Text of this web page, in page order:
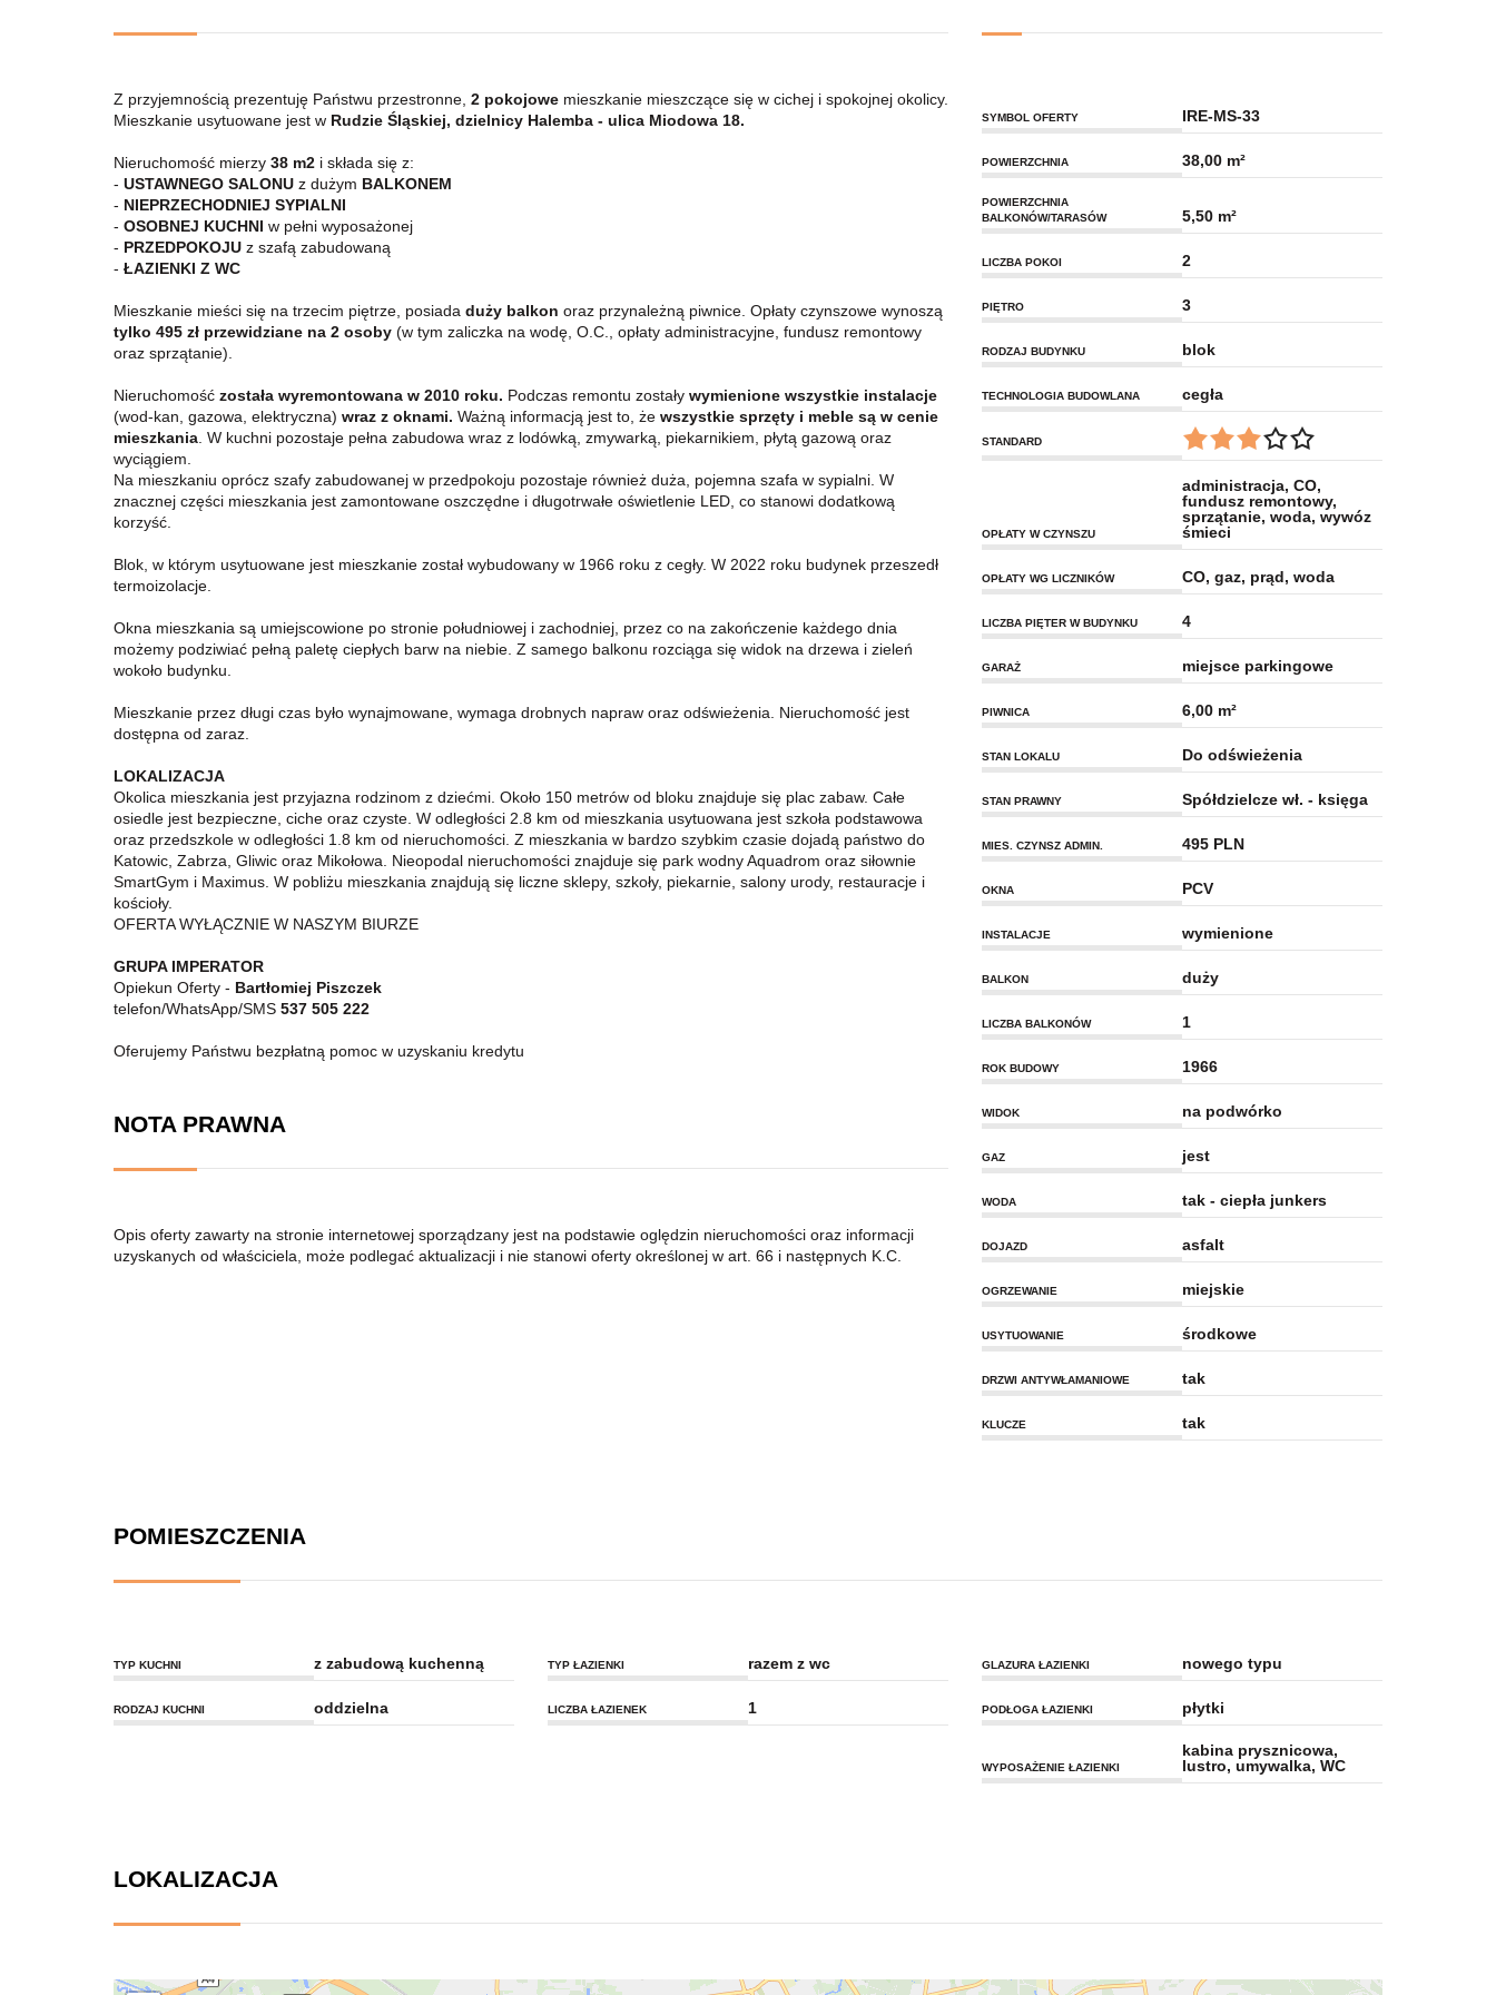
Z przyjemnością prezentuję Państwu przestronne, 2 pokojowe mieszkanie mieszczące się w cichej i spokojnej okolicy.
Mieszkanie usytuowane jest w Rudzie Śląskiej, dzielnicy Halemba - ulica Miodowa 18.
Nieruchomość mierzy 38 m2 i składa się z:
- USTAWNEGO SALONU z dużym BALKONEM
- NIEPRZECHODNIEJ SYPIALNI
- OSOBNEJ KUCHNI w pełni wyposażonej
- PRZEDPOKOJU z szafą zabudowaną
- ŁAZIENKI Z WC
Mieszkanie mieści się na trzecim piętrze, posiada duży balkon oraz przynależną piwnice. Opłaty czynszowe wynoszą
tylko 495 zł przewidziane na 2 osoby (w tym zaliczka na wodę, O.C., opłaty administracyjne, fundusz remontowy
oraz sprzątanie).
Nieruchomość została wyremontowana w 2010 roku. Podczas remontu zostały wymienione wszystkie instalacje
(wod-kan, gazowa, elektryczna) wraz z oknami. Ważną informacją jest to, że wszystkie sprzęty i meble są w cenie
mieszkania . W kuchni pozostaje pełna zabudowa wraz z lodówką, zmywarką, piekarnikiem, płytą gazową oraz
wyciągiem.
Na mieszkaniu oprócz szafy zabudowanej w przedpokoju pozostaje również duża, pojemna szafa w sypialni. W
znacznej części mieszkania jest zamontowane oszczędne i długotrwałe oświetlenie LED, co stanowi dodatkową
korzyść.
Blok, w którym usytuowane jest mieszkanie został wybudowany w 1966 roku z cegły. W 2022 roku budynek przeszedł
termoizolacje.
Okna mieszkania są umiejscowione po stronie południowej i zachodniej, przez co na zakończenie każdego dnia
możemy podziwiać pełną paletę ciepłych barw na niebie. Z samego balkonu rozciąga się widok na drzewa i zieleń
wokoło budynku.
Mieszkanie przez długi czas było wynajmowane, wymaga drobnych napraw oraz odświeżenia. Nieruchomość jest
dostępna od zaraz.
LOKALIZACJA
Okolica mieszkania jest przyjazna rodzinom z dziećmi. Około 150 metrów od bloku znajduje się plac zabaw. Całe
osiedle jest bezpieczne, ciche oraz czyste. W odległości 2.8 km od mieszkania usytuowana jest szkoła podstawowa
oraz przedszkole w odległości 1.8 km od nieruchomości. Z mieszkania w bardzo szybkim czasie dojadą państwo do
Katowic, Zabrza, Gliwic oraz Mikołowa. Nieopodal nieruchomości znajduje się park wodny Aquadrom oraz siłownie
SmartGym i Maximus. W pobliżu mieszkania znajdują się liczne sklepy, szkoły, piekarnie, salony urody, restauracje i
kościoły.
OFERTA WYŁĄCZNIE W NASZYM BIURZE
GRUPA IMPERATOR
Opiekun Oferty - Bartłomiej Piszczek
telefon/WhatsApp/SMS 537 505 222
Oferujemy Państwu bezpłatną pomoc w uzyskaniu kredytu
NOTA PRAWNA
Opis oferty zawarty na stronie internetowej sporządzany jest na podstawie oględzin nieruchomości oraz informacji
uzyskanych od właściciela, może podlegać aktualizacji i nie stanowi oferty określonej w art. 66 i następnych K.C.
SYMBOL OFERTY IRE-MS-33
POWIERZCHNIA 38,00 m²
POWIERZCHNIA
BALKONÓW/TARASÓW
5,50 m²
LICZBA POKOI 2
PIĘTRO 3
RODZAJ BUDYNKU blok
TECHNOLOGIA BUDOWLANA cegła
STANDARD
OPŁATY W CZYNSZU
administracja, CO,
fundusz remontowy,
sprzątanie, woda, wywóz
śmieci
OPŁATY WG LICZNIKÓW CO, gaz, prąd, woda
LICZBA PIĘTER W BUDYNKU 4
GARAŻ miejsce parkingowe
PIWNICA 6,00 m²
STAN LOKALU Do odświeżenia
STAN PRAWNY Spółdzielcze wł. - księga
MIES. CZYNSZ ADMIN. 495 PLN
OKNA PCV
INSTALACJE wymienione
BALKON duży
LICZBA BALKONÓW 1
ROK BUDOWY 1966
WIDOK na podwórko
GAZ jest
WODA tak - ciepła junkers
DOJAZD asfalt
OGRZEWANIE miejskie
USYTUOWANIE środkowe
DRZWI ANTYWŁAMANIOWE tak
KLUCZE tak
POMIESZCZENIA
TYP KUCHNI z zabudową kuchenną
RODZAJ KUCHNI oddzielna
TYP ŁAZIENKI razem z wc
LICZBA ŁAZIENEK 1
GLAZURA ŁAZIENKI nowego typu
PODŁOGA ŁAZIENKI płytki
WYPOSAŻENIE ŁAZIENKI
kabina prysznicowa,
lustro, umywalka, WC
LOKALIZACJA